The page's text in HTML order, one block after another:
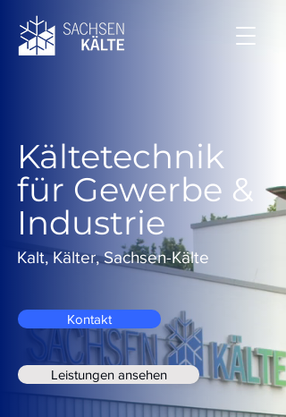
Kältetechnik
für Gewerbe &
Industrie
Kalt, Kälter, Sachsen-Kälte
Kontakt
Leistungen ansehen